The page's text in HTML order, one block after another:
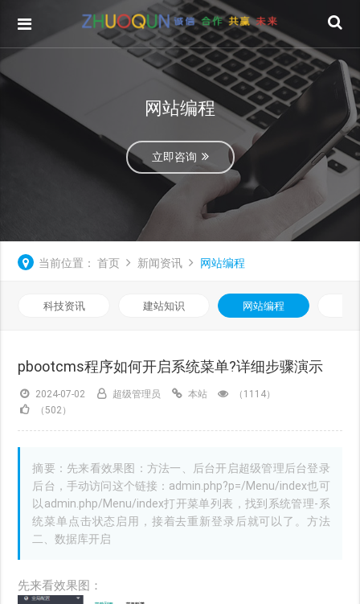
网站编程
立即咨询
当前位置： 首页 新闻资讯 网站编程
科技资讯 建站知识 网站编程
pbootcms程序如何开启系统菜单?详细步骤演示
2024-07-02 超级管理员 本站
（1114）
（502）
摘要：先来看效果图：方法一、后台开启超级管理后台登录
后台，手动访问这个链接：admin.php?p=/Menu/index也可
以admin.php/Menu/index打开菜单列表，找到系统管理-系
统菜单点击状态启用，接着去重新登录后就可以了。方法
二、数据库开启
先来看效果图：